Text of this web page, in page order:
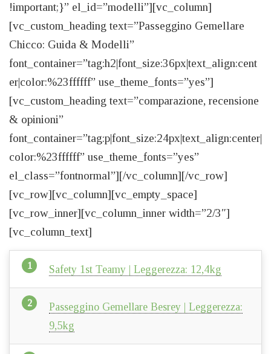
!important;}” el_id=”modelli”][vc_column]
[vc_custom_heading text=”Passeggino Gemellare
Chicco: Guida & Modelli”
font_container=”tag:h2|font_size:36px|text_align:cent
er|color:%23ffffff” use_theme_fonts=”yes”]
[vc_custom_heading text=”comparazione, recensione
& opinioni”
font_container=”tag:p|font_size:24px|text_align:center|
color:%23ffffff” use_theme_fonts=”yes”
el_class=”fontnormal”][/vc_column][/vc_row]
[vc_row][vc_column][vc_empty_space]
[vc_row_inner][vc_column_inner width=”2/3″]
[vc_column_text]
Safety 1st Teamy | Leggerezza: 12,4kg
Passeggino Gemellare Besrey | Leggerezza:
9,5kg